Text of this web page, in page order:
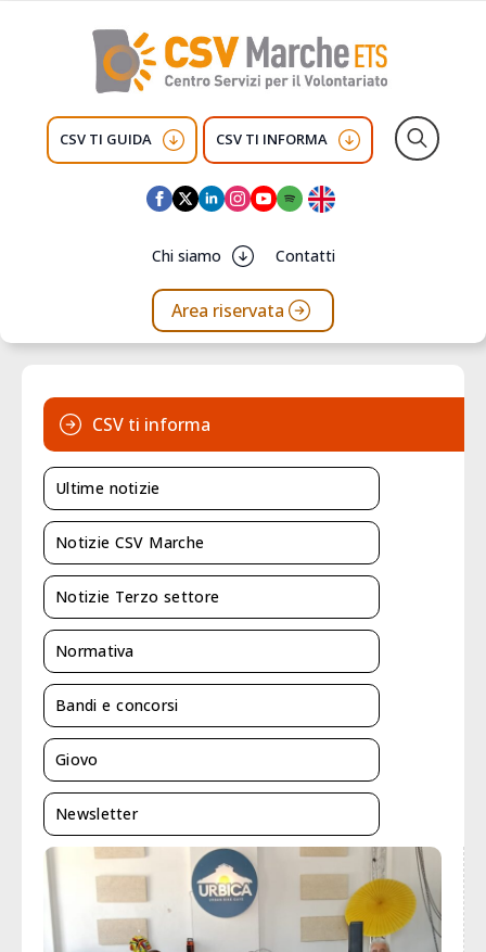
CSV TI GUIDA CSV TI INFORMA
Chi siamo Contatti
Area riservata
CSV ti informa
Ultime notizie
Notizie CSV Marche
Notizie Terzo settore
Normativa
Bandi e concorsi
Giovo
Newsletter